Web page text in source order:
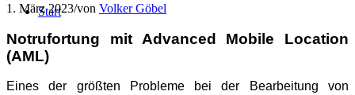
Start
1. März 2023/von Volker Göbel
Notrufortung mit Advanced Mobile Location
(AML)
Eines der größten Probleme bei der Bearbeitung von